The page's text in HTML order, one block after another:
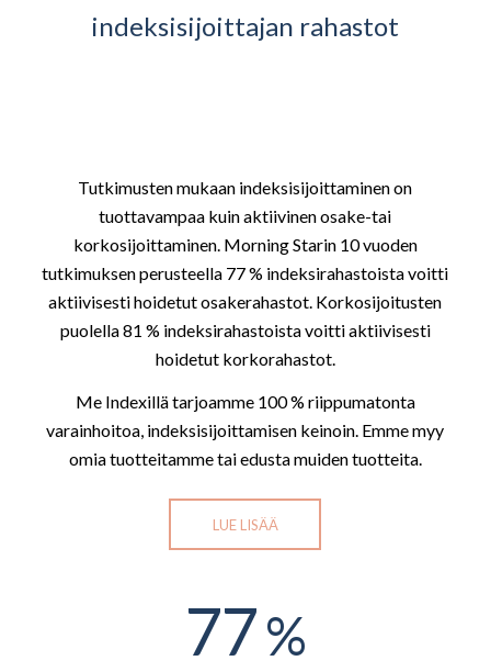
indeksisijoittajan rahastot
Tutkimusten mukaan indeksisijoittaminen on
tuottavampaa kuin aktiivinen osake-tai
korkosijoittaminen. Morning Starin 10 vuoden
tutkimuksen perusteella 77 % indeksirahastoista voitti
aktiivisesti hoidetut osakerahastot. Korkosijoitusten
puolella 81 % indeksirahastoista voitti aktiivisesti
hoidetut korkorahastot.
Me Indexillä tarjoamme 100 % riippumatonta
varainhoitoa, indeksisijoittamisen keinoin. Emme myy
omia tuotteitamme tai edusta muiden tuotteita.
LUE LISÄÄ
77%